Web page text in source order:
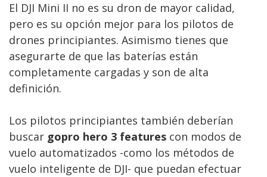
El DJI Mini II no es su dron de mayor calidad,
pero es su opción mejor para los pilotos de
drones principiantes. Asimismo tienes que
asegurarte de que las baterías están
completamente cargadas y son de alta
definición.
Los pilotos principiantes también deberían
buscar gopro hero 3 features con modos de
vuelo automatizados -como los métodos de
vuelo inteligente de DJI- que puedan efectuar